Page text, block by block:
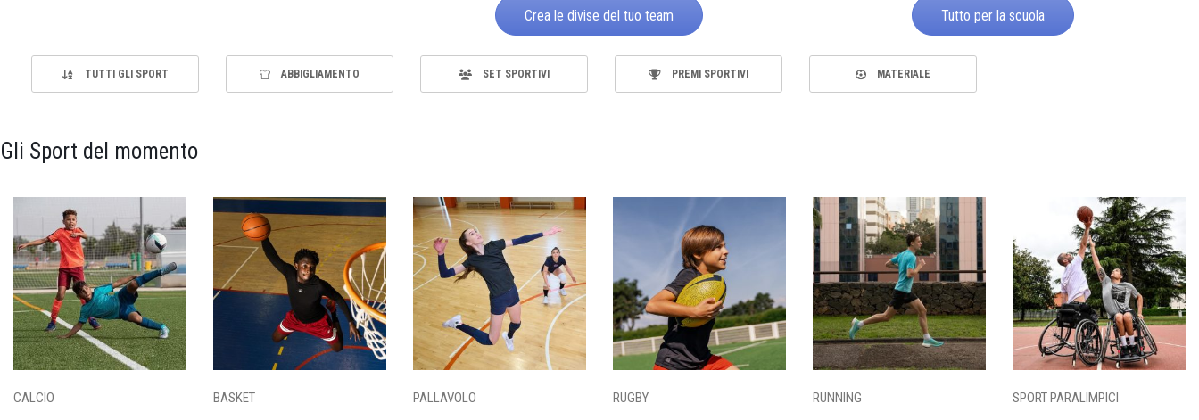
Crea le divise del tuo team Tutto per la scuola
TUTTI GLI SPORT ABBIGLIAMENTO SET SPORTIVI PREMI SPORTIVI MATERIALE
Gli Sport del momento
CALCIO BASKET PALLAVOLO RUGBY RUNNING SPORT PARALIMPICI